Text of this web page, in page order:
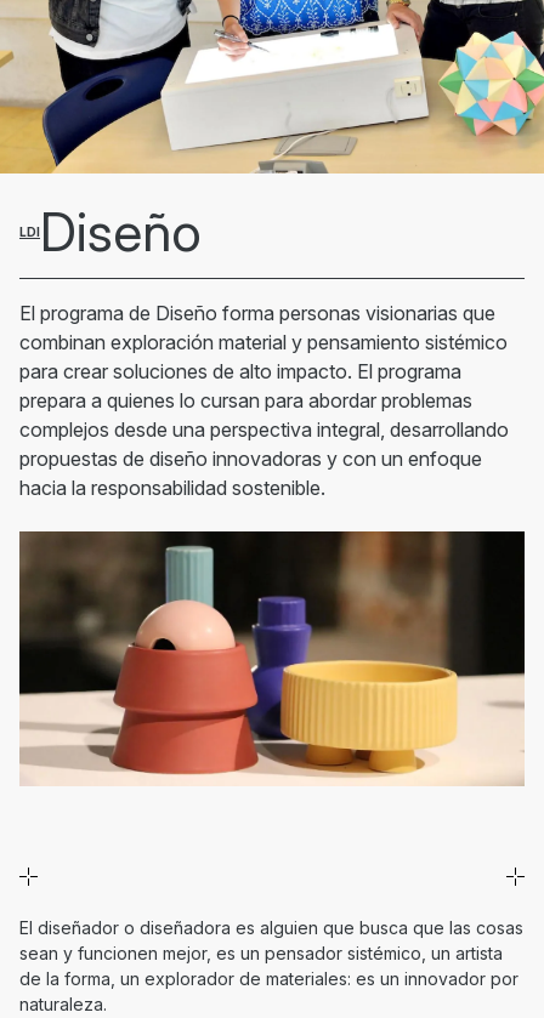
LDI Diseño
El programa de Diseño forma personas visionarias que
combinan exploración material y pensamiento sistémico
para crear soluciones de alto impacto. El programa
prepara a quienes lo cursan para abordar problemas
complejos desde una perspectiva integral, desarrollando
propuestas de diseño innovadoras y con un enfoque
hacia la responsabilidad sostenible.
El diseñador o diseñadora es alguien que busca que las cosas
sean y funcionen mejor, es un pensador sistémico, un artista
de la forma, un explorador de materiales: es un innovador por
naturaleza.